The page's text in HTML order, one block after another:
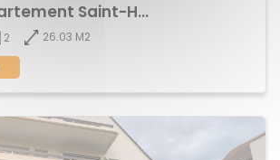
Achat Appartement Saint-Helier
2
26.03 M2